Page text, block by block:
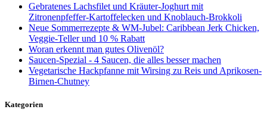
Gebratenes Lachsfilet und Kräuter-Joghurt mit
Zitronenpfeffer-Kartoffelecken und Knoblauch-Brokkoli
Neue Sommerrezepte & WM-Jubel: Caribbean Jerk Chicken,
Veggie-Teller und 10 % Rabatt
Woran erkennt man gutes Olivenöl?
Saucen-Spezial - 4 Saucen, die alles besser machen
Vegetarische Hackpfanne mit Wirsing zu Reis und Aprikosen-
Birnen-Chutney
Kategorien